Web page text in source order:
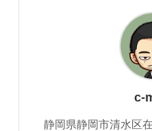
c-
静岡県静岡市清水区